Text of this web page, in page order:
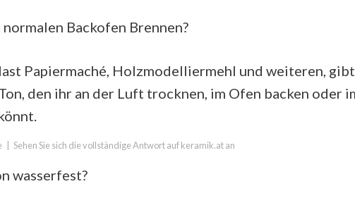
normalen Backofen Brennen?
Papiermaché, Holzmodelliermehl und weiteren, gibt
den ihr an der Luft trocknen, im Ofen backen oder
Sehen Sie sich die vollständige Antwort auf keramik.at an
wasserfest?